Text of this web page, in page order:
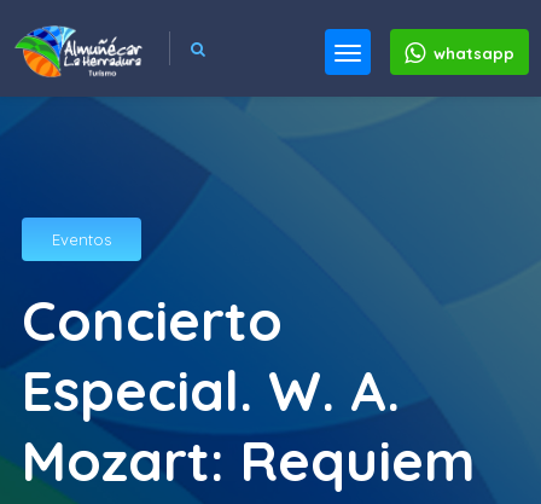
whatsapp
Eventos
Concierto
Especial. W. A.
Mozart: Requiem